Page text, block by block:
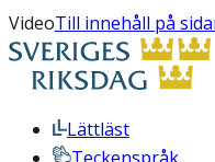
VideoTill innehåll på
Lättläst